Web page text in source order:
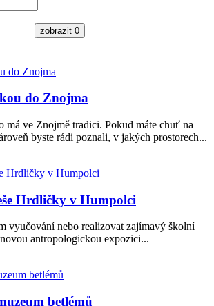
zobrazit 0
do Znojma
má ve Znojmě tradici. Pokud máte chuť na
byste rádi poznali, v jakých prostorech...
Hrdličky v Humpolci
vyučování nebo realizovat zajímavý školní
antropologickou expozici...
betlémů